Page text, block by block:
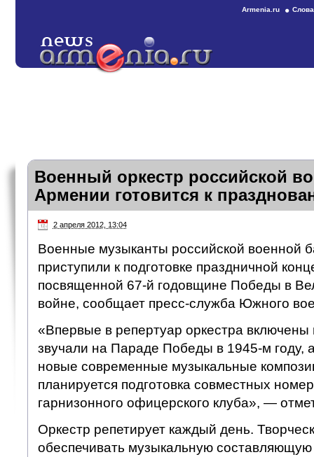
Armenia.ru
Военный оркестр российской
Армении готовится к
2 апреля 2012, 13:04
Военные музыканты российской военной
приступили к подготовке праздничной
посвященной 67-й годовщине Победы в
войне, сообщает пресс-служба Южного
«Впервые в репертуар оркестра
звучали на Параде Победы в 1945-м году, а
новые современные музыкальные
планируется подготовка совместных
гарнизонного офицерского клуба», —
Оркестр репетирует каждый день.
обеспечивать музыкальную